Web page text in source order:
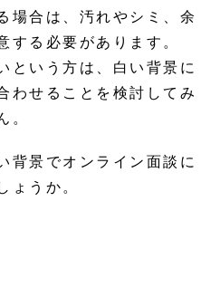
場合は、汚れやシミ、余
する必要があります。
という方は、白い背景に
わせることを検討してみ
。
背景でオンライン面談に
ょうか。